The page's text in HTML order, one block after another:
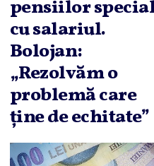
pensiilor
cu salariul.
Bolojan:
„Rezolvăm o
problemă care
ţine de echitate”